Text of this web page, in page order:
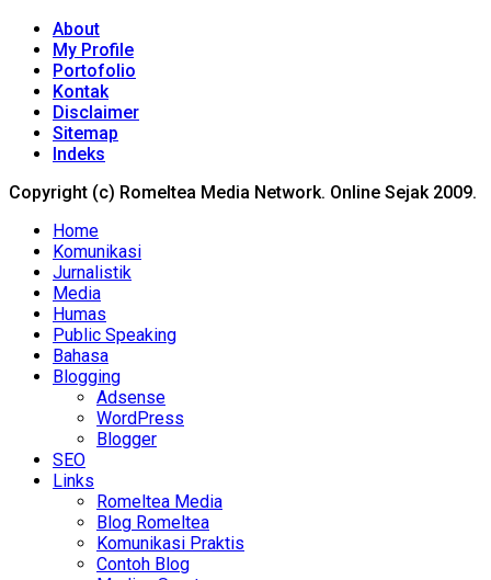
About
My Profile
Portofolio
Kontak
Disclaimer
Sitemap
Indeks
Copyright (c) Romeltea Media Network. Online Sejak 2009.
Home
Komunikasi
Jurnalistik
Media
Humas
Public Speaking
Bahasa
Blogging
Adsense
WordPress
Blogger
SEO
Links
Romeltea Media
Blog Romeltea
Komunikasi Praktis
Contoh Blog